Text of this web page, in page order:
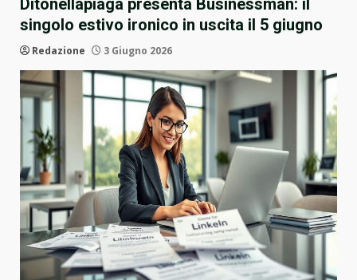
Ditonellapiaga presenta Businessman: il
singolo estivo ironico in uscita il 5 giugno
Redazione 3 Giugno 2026